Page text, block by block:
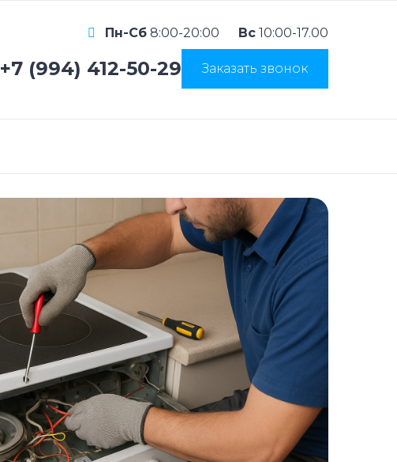
Пн-Сб 8:00-20:00 Вс 10:00-17.00
+7 (994) 412-50-29 Заказать звонок